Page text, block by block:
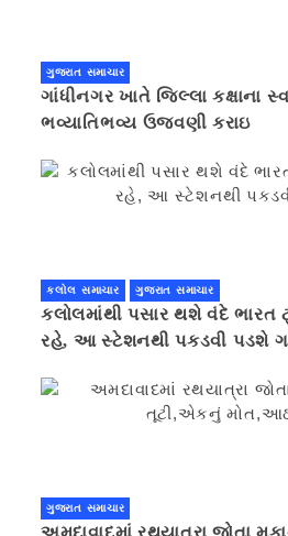
ગુજરાત સમાચાર
ગાંધીનગર ખાતે જિલ્લા કક્ષાના
ભવ્યાતિભવ્ય ઉજવણી કરાઇ
કલોલ સમાચાર ગુજરાત સમાચાર
કલોલમાંથી પસાર થશે વંદે ભારત
રહે, આ સ્ટેશનથી પકડવી પડશે
ગુજરાત સમાચાર